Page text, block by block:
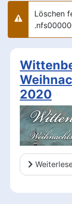
Warnung
Löschen
2020